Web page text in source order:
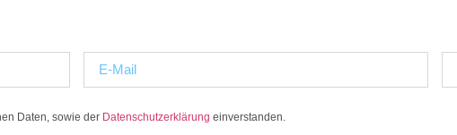
Daten, sowie der Datenschutzerklärung einverstanden.